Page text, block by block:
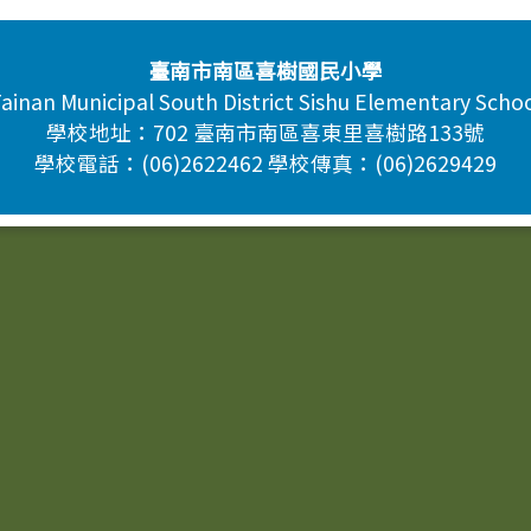
臺南市南區喜樹國民小學
Municipal South District Sishu Elementary
學校地址：702 臺南市南區喜東里喜樹路133號
學校電話：(06)2622462 學校傳真：(06)2629429